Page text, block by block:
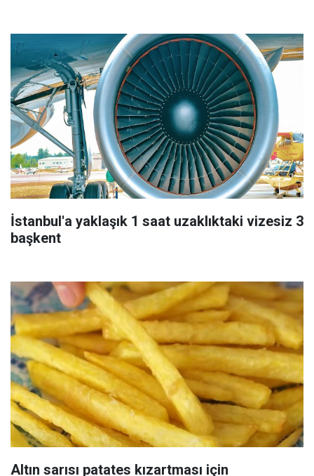
İstanbul'a yaklaşık 1 saat uzaklıktaki vizesiz 3
başkent
Altın sarısı patates kızartması için